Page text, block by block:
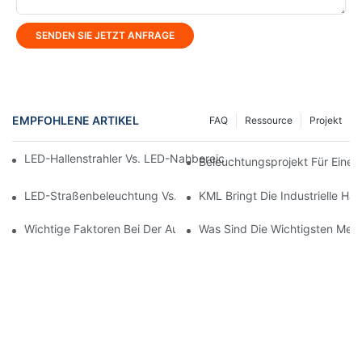
SENDEN SIE JETZT ANFRAGE
EMPFOHLENE ARTIKEL Projekt
Ressource
FAQ
LED-Hallenstrahler Vs. LED-Nahbereichsstrahler: Worin Liegt
Beleuchtungsprojekt Für Eine
LED-Straßenbeleuchtung Vs. Solar-Straßenbeleuchtung:
KML Bringt Die Industrielle
Wichtige Faktoren Bei Der Auswahl Eines LED-
Was Sind Die Wichtigsten